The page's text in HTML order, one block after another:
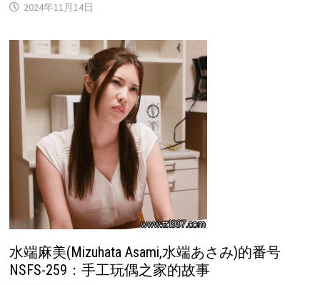
2024年11月14日
水端麻美(Mizuhata Asami,水端あさみ)的番号
NSFS-259：手工玩偶之家的故事